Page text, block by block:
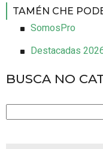
TAMÉN CHE
SomosPro
Destacadas
BUSCA NO